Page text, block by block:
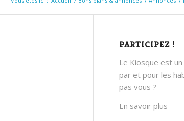
PARTICIPEZ !
Le Kiosque est
par et pour les
pas vous ?
En savoir plus